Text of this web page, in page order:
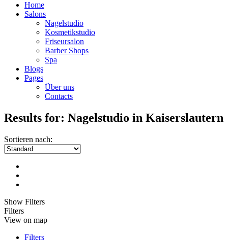
Home
Salons
Nagelstudio
Kosmetikstudio
Friseursalon
Barber Shops
Spa
Blogs
Pages
Über uns
Contacts
Results for: Nagelstudio in Kaiserslautern
Sortieren nach:
Show Filters
Filters
View on map
Filters